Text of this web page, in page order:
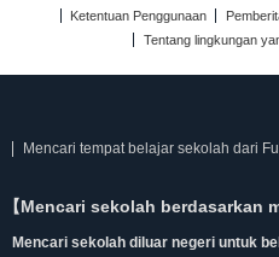
Ketentuan Penggunaan
Tentang lingkungan
Mencari tempat belajar sekolah dari
【Mencari sekolah berdasarkan
Mencari sekolah diluar negeri untuk